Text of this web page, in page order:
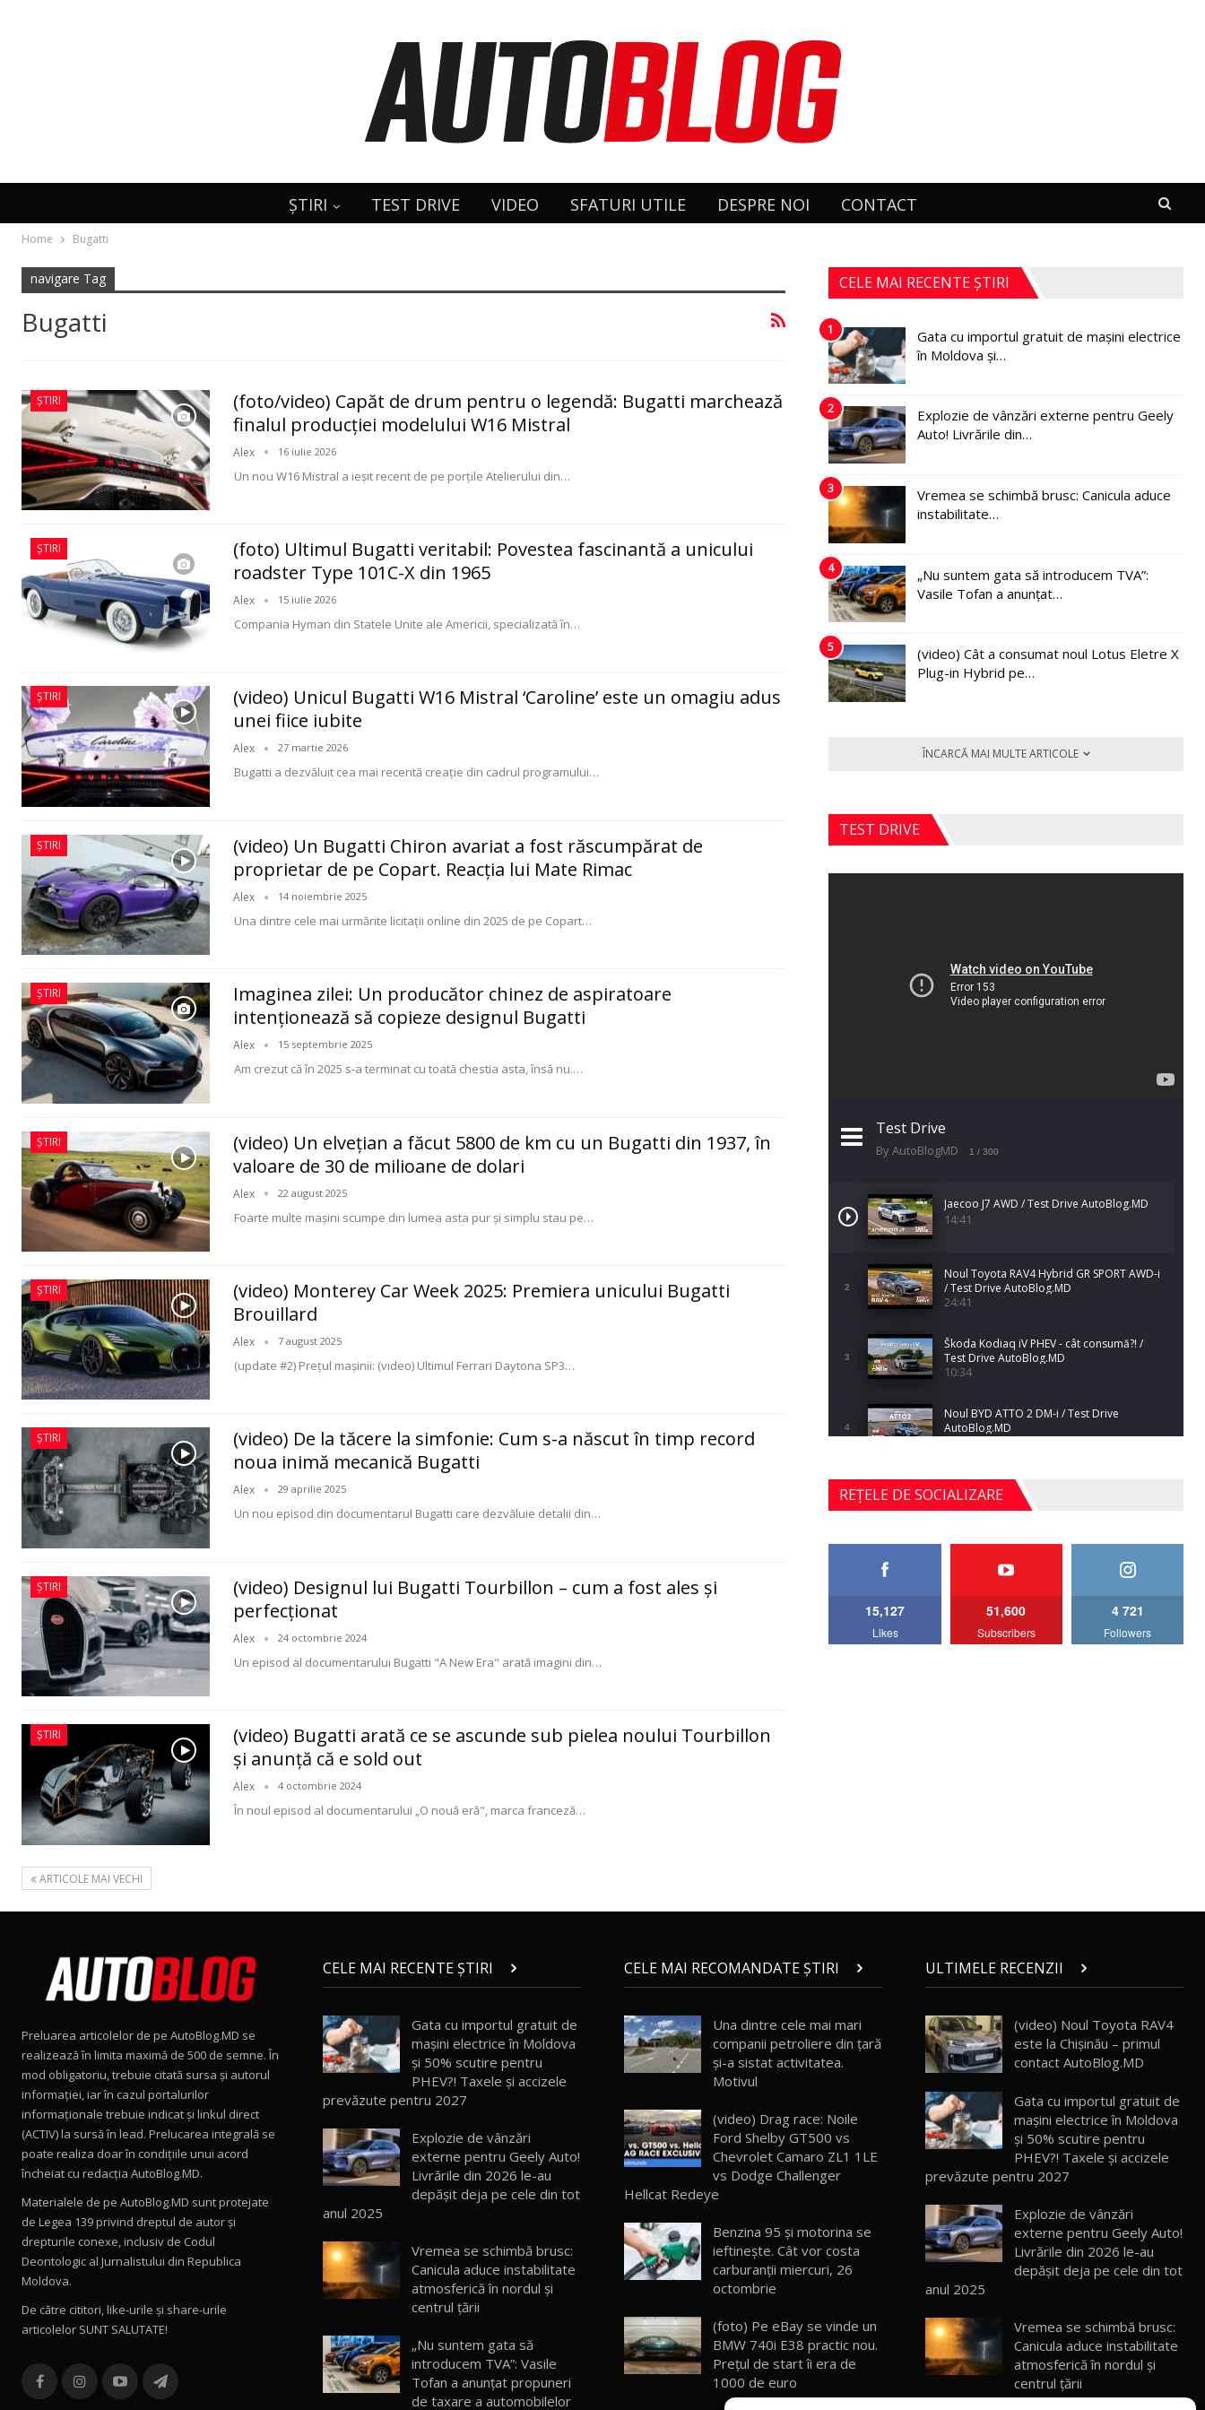
ȘTIRI TEST DRIVE VIDEO SFATURI UTILE DESPRE NOI CONTACT
Home Bugatti
navigare Tag
Bugatti
ȘTIRI
(foto/video) Capăt de drum pentru o legendă: Bugatti marchează
finalul producției modelului W16 Mistral
Alex 16 iulie 2026
Un nou W16 Mistral a ieșit recent de pe porțile Atelierului din…
ȘTIRI
(foto) Ultimul Bugatti veritabil: Povestea fascinantă a unicului
roadster Type 101C-X din 1965
Alex 15 iulie 2026
Compania Hyman din Statele Unite ale Americii, specializată în…
ȘTIRI
(video) Unicul Bugatti W16 Mistral ‘Caroline’ este un omagiu adus
unei fiice iubite
Alex 27 martie 2026
Bugatti a dezvăluit cea mai recentă creație din cadrul programului…
ȘTIRI
(video) Un Bugatti Chiron avariat a fost răscumpărat de
proprietar de pe Copart. Reacția lui Mate Rimac
Alex 14 noiembrie 2025
Una dintre cele mai urmărite licitații online din 2025 de pe Copart…
ȘTIRI
Imaginea zilei: Un producător chinez de aspiratoare
intenționează să copieze designul Bugatti
Alex 15 septembrie 2025
Am crezut că în 2025 s-a terminat cu toată chestia asta, însă nu.…
ȘTIRI
(video) Un elvețian a făcut 5800 de km cu un Bugatti din 1937, în
valoare de 30 de milioane de dolari
Alex 22 august 2025
Foarte multe mașini scumpe din lumea asta pur și simplu stau pe…
ȘTIRI
(video) Monterey Car Week 2025: Premiera unicului Bugatti
Brouillard
Alex 7 august 2025
(update #2) Prețul mașinii: (video) Ultimul Ferrari Daytona SP3…
ȘTIRI
(video) De la tăcere la simfonie: Cum s-a născut în timp record
noua inimă mecanică Bugatti
Alex 29 aprilie 2025
Un nou episod din documentarul Bugatti care dezvăluie detalii din…
ȘTIRI
(video) Designul lui Bugatti Tourbillon – cum a fost ales și
perfecționat
Alex 24 octombrie 2024
Un episod al documentarului Bugatti "A New Era" arată imagini din…
ȘTIRI
(video) Bugatti arată ce se ascunde sub pielea noului Tourbillon
și anunță că e sold out
Alex 4 octombrie 2024
În noul episod al documentarului „O nouă eră", marca franceză…
ARTICOLE MAI VECHI
CELE MAI RECENTE ȘTIRI
1
Gata cu importul gratuit de mașini electrice
în Moldova și…
2
Explozie de vânzări externe pentru Geely
Auto! Livrările din…
3
Vremea se schimbă brusc: Canicula aduce
instabilitate…
4
„Nu suntem gata să introducem TVA”:
Vasile Tofan a anunțat…
5
(video) Cât a consumat noul Lotus Eletre X
Plug-in Hybrid pe…
ÎNCARCĂ MAI MULTE ARTICOLE
TEST DRIVE
Test Drive
By AutoBlogMD 1 / 300
Jaecoo J7 AWD / Test Drive AutoBlog.MD
14:41
2
Noul Toyota RAV4 Hybrid GR SPORT AWD-i
/ Test Drive AutoBlog.MD
24:41
3
Škoda Kodiaq iV PHEV - cât consumă?! /
Test Drive AutoBlog.MD
10:34
4
Noul BYD ATTO 2 DM-i / Test Drive
AutoBlog.MD
5
Noul Mercedes-Benz S-Class facelift (S 580
4MATIC V223) / Test Drive AutoBlog.MD
27:33
AutoBlog.MD
12
Noul MG HS / Test Drive AutoBlog.MD
16:48
ROX 01: Test drive cu noul SUV chinezesc
care combină aventura cu luxul /
AutoBlog.MD
36:08
14
ZEEKR 9X în Moldova: Am condus gigantul
chinez care face lumea să se întoarcă
după el / AutoBlog.MD
17:27
Noua Mazda CX-5 / Test Drive
14:37
16
Cum merge? Škoda Octavia 4×4 DSG
facelift // AutoBlogMD
13:10
Lotus Eletre R / Test Drive AutoBlog.MD
20:06
Va fi modelul nr.1 BYD în Moldova? BYD
REȚELE DE SOCIALIZARE
15,127
Likes
51,600
Subscribers
4 721
Followers
Preluarea articolelor de pe AutoBlog.MD se
realizează în limita maximă de 500 de semne. În
mod obligatoriu, trebuie citată sursa și autorul
informației, iar în cazul portalurilor
informaționale trebuie indicat și linkul direct
(ACTIV) la sursă în lead. Prelucarea integrală se
poate realiza doar în condițiile unui acord
încheiat cu redacţia AutoBlog.MD.
Materialele de pe AutoBlog.MD sunt protejate
de Legea 139 privind dreptul de autor și
drepturile conexe, inclusiv de Codul
Deontologic al Jurnalistului din Republica
Moldova.
De către cititori, like-urile şi share-urile
articolelor SUNT SALUTATE!
CELE MAI RECENTE ȘTIRI
Gata cu importul gratuit de
mașini electrice în Moldova
și 50% scutire pentru
PHEV?! Taxele și accizele
prevăzute pentru 2027
Explozie de vânzări
externe pentru Geely Auto!
Livrările din 2026 le-au
depășit deja pe cele din tot
anul 2025
Vremea se schimbă brusc:
Canicula aduce instabilitate
atmosferică în nordul și
centrul țării
„Nu suntem gata să
introducem TVA”: Vasile
Tofan a anunțat propuneri
de taxare a automobilelor
CELE MAI RECOMANDATE ȘTIRI
Una dintre cele mai mari
companii petroliere din ţară
şi-a sistat activitatea.
Motivul
(video) Drag race: Noile
Ford Shelby GT500 vs
Chevrolet Camaro ZL1 1LE
vs Dodge Challenger
Hellcat Redeye
Benzina 95 şi motorina se
ieftineşte. Cât vor costa
carburanții miercuri, 26
octombrie
(foto) Pe eBay se vinde un
BMW 740i E38 practic nou.
Preţul de start îi era de
1000 de euro
ULTIMELE RECENZII
(video) Noul Toyota RAV4
este la Chișinău – primul
contact AutoBlog.MD
Gata cu importul gratuit de
mașini electrice în Moldova
și 50% scutire pentru
PHEV?! Taxele și accizele
prevăzute pentru 2027
Explozie de vânzări
externe pentru Geely Auto!
Livrările din 2026 le-au
depășit deja pe cele din tot
anul 2025
Vremea se schimbă brusc:
Canicula aduce instabilitate
atmosferică în nordul și
centrul țării